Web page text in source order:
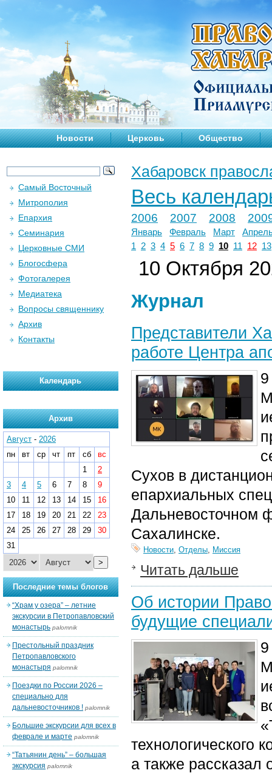
Новости Церковь Общество
Хабаровск
Весь
2006 2007 2008
Январь Февраль Март
1
2 3 4 5 6 7 8 9 10 11 12 13
10 Октября
Журнал
Представители
работе Центра
Сухов в
епархиальных
Дальневосточном
Сахалинске.
Новости, Отделы, Миссия
Читать дальше
Об истории
будущие
технологического
а также рассказал
Самый Восточный
Митрополия
Епархия
Семинария
Церковные СМИ
Блогосфера
Фотогалерея
Медиатека
Вопросы священнику
Архив
Контакты
Календарь
Архив
Август - 2026
пн
вт ср чт пт сб
вс
1
2
3
4 5 6 7 8
9
10
11 12 13 14 15
16
17
18 19 20 21 22
23
24
25 26 27 28 29
30
31
>
Последние темы блогов
“Храм у озера” – летние
экскурсии в Петропавловский
монастырь palomnik
Престольный праздник
Петропавловского
монастыря palomnik
Поездки по России 2026 –
специально для
дальневосточников ! palomnik
Большие экскурсии для всех в
феврале и марте palomnik
“Татьянин день” – большая
экскурсия palomnik